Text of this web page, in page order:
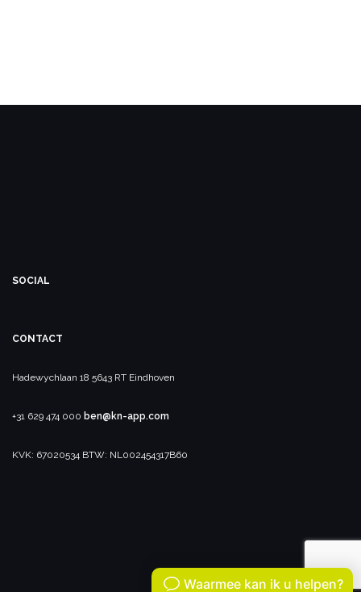
SOCIAL
CONTACT
Hadewychlaan 18 5643 RT Eindhoven
+31 629 474 000 ben@kn-app.com
KVK: 67020534 BTW: NL002454317B60